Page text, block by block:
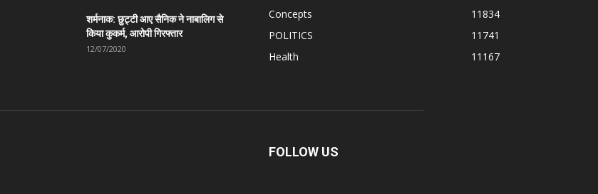
शर्मनाक: छुट्टी आए सैनिक ने नाबालिग से
किया कुकर्म, आरोपी गिरफ्तार
12/07/2020
Concepts
11834
POLITICS
11741
Health
11167
FOLLOW US